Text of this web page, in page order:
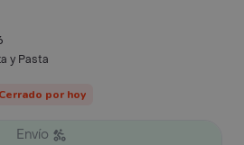
y Pasta
Cerrado por hoy
Envío